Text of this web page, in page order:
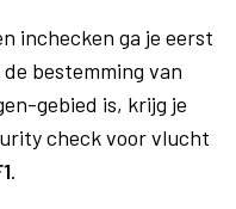
inchecken ga je eerst
bestemming van
gebied is, krijg je
check voor vlucht
.